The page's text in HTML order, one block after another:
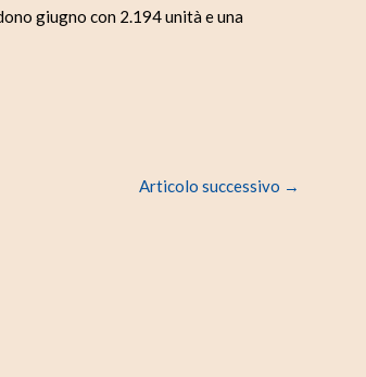
giugno con 2.194 unità e una
Articolo successivo →